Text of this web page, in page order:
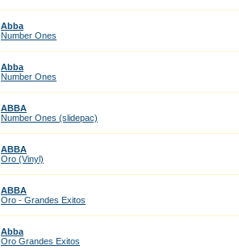
Abba
Number Ones
Abba
Number Ones
ABBA
Number Ones (slidepac)
ABBA
Oro (Vinyl)
ABBA
Oro - Grandes Exitos
Abba
Oro Grandes Exitos